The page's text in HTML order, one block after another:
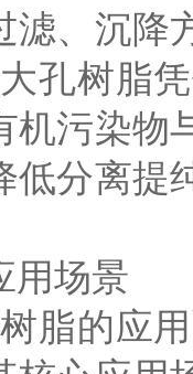
滤、沉降
孔树脂
机污染物
低分离提
场景
的应用